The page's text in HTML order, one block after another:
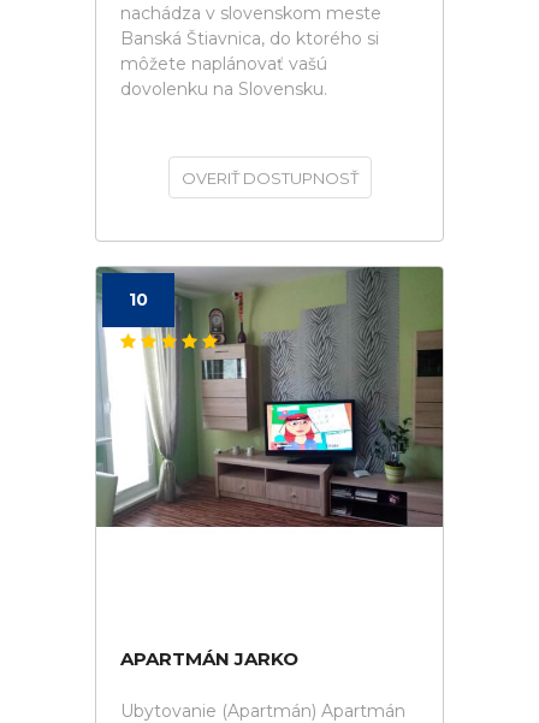
nachádza v slovenskom meste
Banská Štiavnica, do ktorého si
môžete naplánovať vašú
dovolenku na Slovensku.
OVERIŤ DOSTUPNOSŤ
10
APARTMÁN JARKO
Ubytovanie (Apartmán) Apartmán